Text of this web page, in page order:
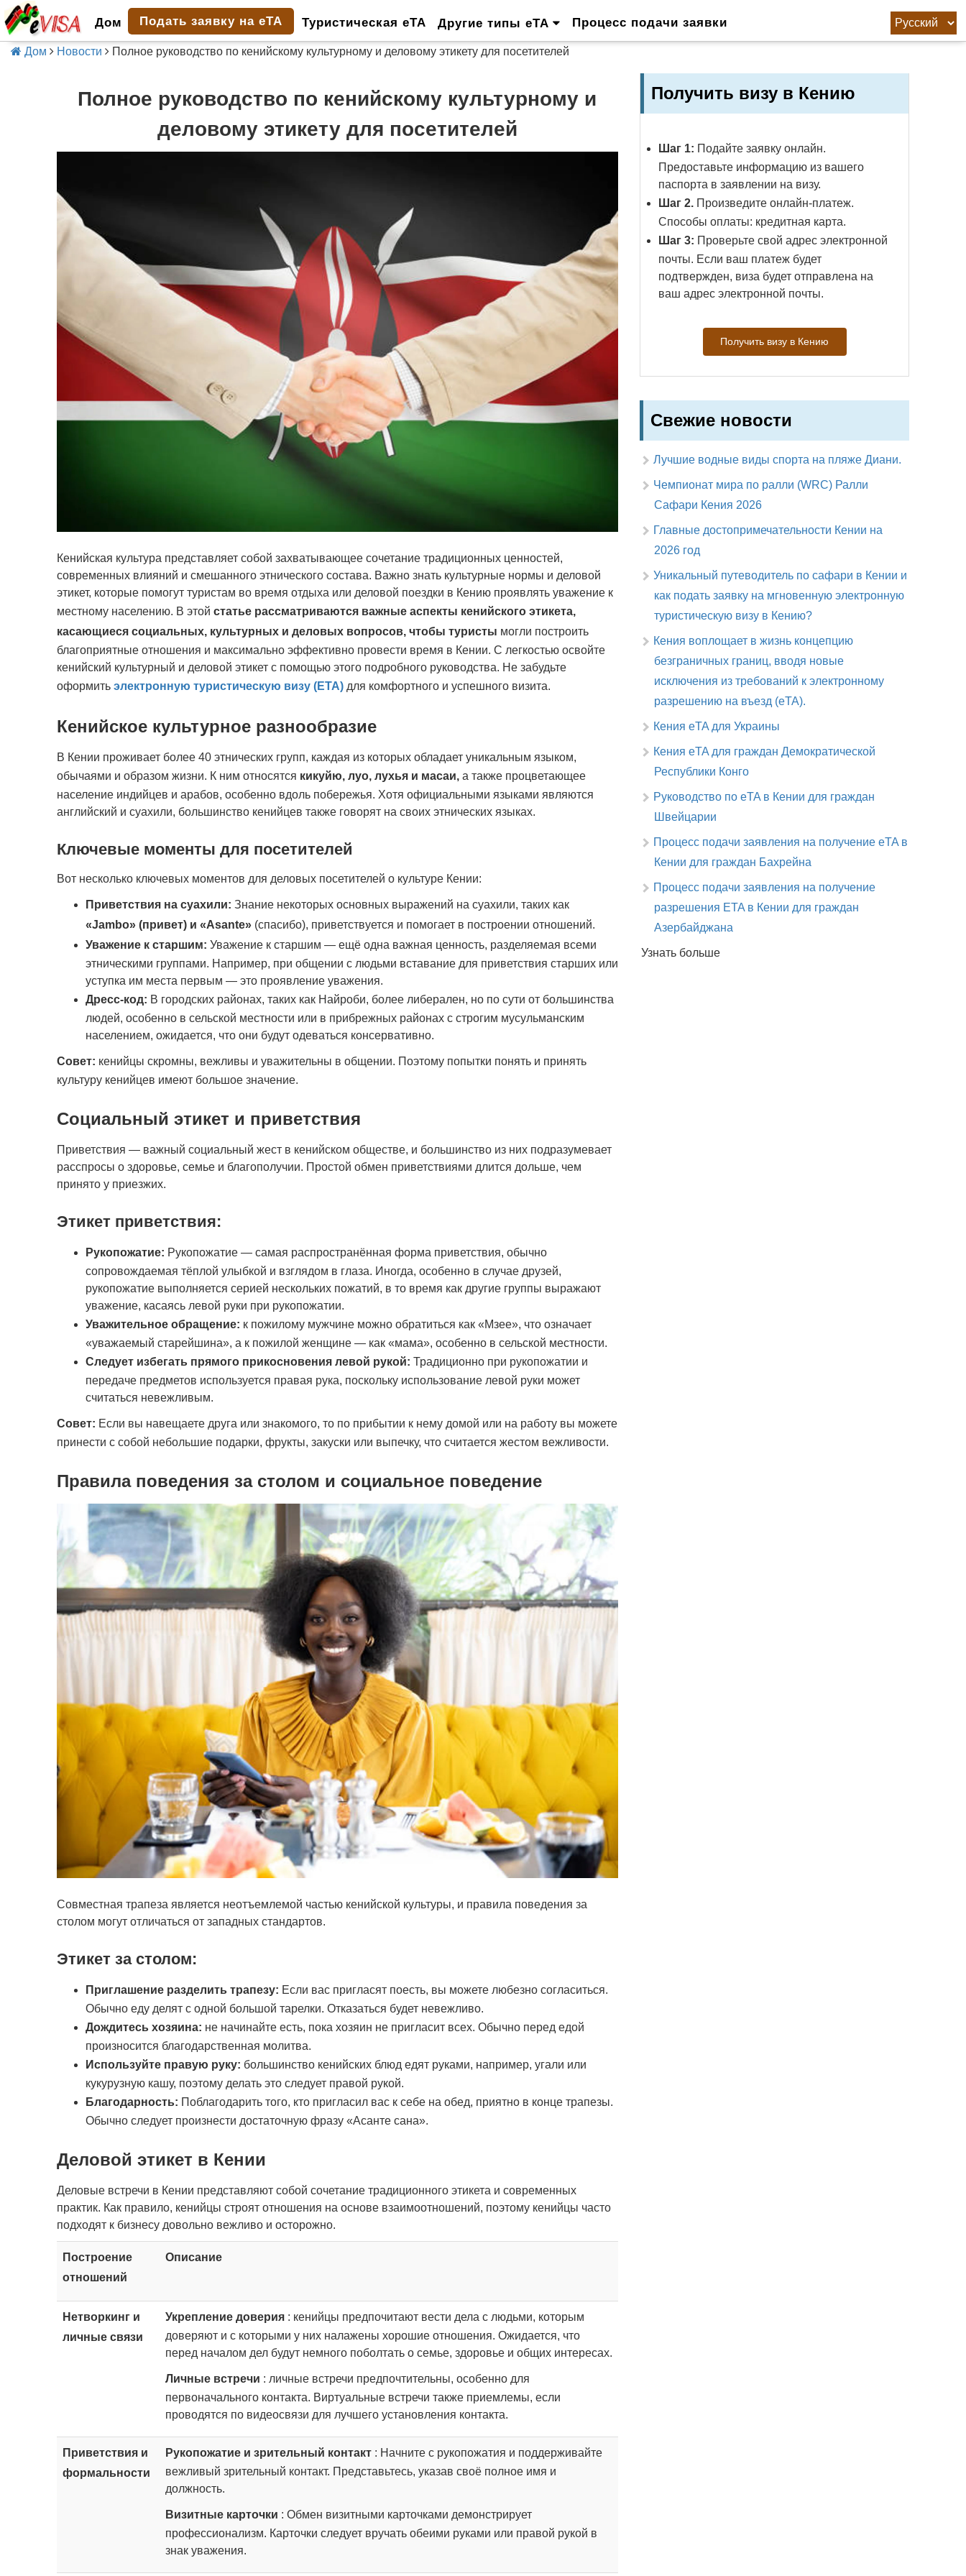
Дом Подать заявку на eTA Туристическая eTA Другие типы eTA Процесс подачи заявки
Дом Новости Полное руководство по кенийскому культурному и деловому этикету для посетителей
Полное руководство по кенийскому культурному и
деловому этикету для посетителей
Кенийская культура представляет собой захватывающее сочетание традиционных ценностей,
современных влияний и смешанного этнического состава. Важно знать культурные нормы и деловой
этикет, которые помогут туристам во время отдыха или деловой поездки в Кению проявлять уважение к
местному населению. В этой статье рассматриваются важные аспекты кенийского этикета,
касающиеся социальных, культурных и деловых вопросов, чтобы туристы могли построить
благоприятные отношения и максимально эффективно провести время в Кении. С легкостью освойте
кенийский культурный и деловой этикет с помощью этого подробного руководства. Не забудьте
оформить электронную туристическую визу (ETA)для комфортного и успешного визита.
Кенийское культурное разнообразие
В Кении проживает более 40 этнических групп, каждая из которых обладает уникальным языком,
обычаями и образом жизни. К ним относятся кикуйю, луо, лухья и масаи,а также процветающее
население индийцев и арабов, особенно вдоль побережья. Хотя официальными языками являются
английский и суахили, большинство кенийцев также говорят на своих этнических языках.
Ключевые моменты для посетителей
Вот несколько ключевых моментов для деловых посетителей о культуре Кении:
Приветствия на суахили: Знание некоторых основных выражений на суахили, таких как
«Jambo» (привет) и «Asante»(спасибо), приветствуется и помогает в построении отношений.
Уважение к старшим: Уважение к старшим — ещё одна важная ценность, разделяемая всеми
этническими группами. Например, при общении с людьми вставание для приветствия старших или
уступка им места первым — это проявление уважения.
Дресс-код: В городских районах, таких как Найроби, более либерален, но по сути от большинства
людей, особенно в сельской местности или в прибрежных районах с строгим мусульманским
населением, ожидается, что они будут одеваться консервативно.
Совет: кенийцы скромны, вежливы и уважительны в общении. Поэтому попытки понять и принять
культуру кенийцев имеют большое значение.
Социальный этикет и приветствия
Приветствия — важный социальный жест в кенийском обществе, и большинство из них подразумевает
расспросы о здоровье, семье и благополучии. Простой обмен приветствиями длится дольше, чем
принято у приезжих.
Этикет приветствия:
Рукопожатие: Рукопожатие — самая распространённая форма приветствия, обычно
сопровождаемая тёплой улыбкой и взглядом в глаза. Иногда, особенно в случае друзей,
рукопожатие выполняется серией нескольких пожатий, в то время как другие группы выражают
уважение, касаясь левой руки при рукопожатии.
Уважительное обращение: к пожилому мужчине можно обратиться как «Мзее», что означает
«уважаемый старейшина», а к пожилой женщине — как «мама», особенно в сельской местности.
Следует избегать прямого прикосновения левой рукой: Традиционно при рукопожатии и
передаче предметов используется правая рука, поскольку использование левой руки может
считаться невежливым.
Совет: Если вы навещаете друга или знакомого, то по прибытии к нему домой или на работу вы можете
принести с собой небольшие подарки, фрукты, закуски или выпечку, что считается жестом вежливости.
Правила поведения за столом и социальное поведение
Совместная трапеза является неотъемлемой частью кенийской культуры, и правила поведения за
столом могут отличаться от западных стандартов.
Этикет за столом:
Приглашение разделить трапезу: Если вас пригласят поесть, вы можете любезно согласиться.
Обычно еду делят с одной большой тарелки. Отказаться будет невежливо.
Дождитесь хозяина: не начинайте есть, пока хозяин не пригласит всех. Обычно перед едой
произносится благодарственная молитва.
Используйте правую руку: большинство кенийских блюд едят руками, например, угали или
кукурузную кашу, поэтому делать это следует правой рукой.
Благодарность: Поблагодарить того, кто пригласил вас к себе на обед, приятно в конце трапезы.
Обычно следует произнести достаточную фразу «Асанте сана».
Деловой этикет в Кении
Деловые встречи в Кении представляют собой сочетание традиционного этикета и современных
практик. Как правило, кенийцы строят отношения на основе взаимоотношений, поэтому кенийцы часто
подходят к бизнесу довольно вежливо и осторожно.
Построение
отношений
Описание
Нетворкинг и
личные связи
Укрепление доверия: кенийцы предпочитают вести дела с людьми, которым
доверяют и с которыми у них налажены хорошие отношения. Ожидается, что
перед началом дел будут немного поболтать о семье, здоровье и общих интересах.
Личные встречи : личные встречи предпочтительны, особенно для
первоначального контакта. Виртуальные встречи также приемлемы, если
проводятся по видеосвязи для лучшего установления контакта.
Приветствия и
формальности
Рукопожатие и зрительный контакт: Начните с рукопожатия и поддерживайте
вежливый зрительный контакт. Представьтесь, указав своё полное имя и
должность.
Визитные карточки : Обмен визитными карточками демонстрирует
профессионализм. Карточки следует вручать обеими руками или правой рукой в ​​
знак уважения.
Получить визу в Кению
Шаг 1: Подайте заявку онлайн.
Предоставьте информацию из вашего
паспорта в заявлении на визу.
Шаг 2.Произведите онлайн-платеж.
Способы оплаты: кредитная карта.
Шаг 3: Проверьте свой адрес электронной
почты. Если ваш платеж будет
подтвержден, виза будет отправлена ​​на
ваш адрес электронной почты.
Получить визу в Кению
Свежие новости
Лучшие водные виды спорта на пляже Диани.
Чемпионат мира по ралли (WRC) Ралли
Сафари Кения 2026
Главные достопримечательности Кении на
2026 год
Уникальный путеводитель по сафари в Кении и
как подать заявку на мгновенную электронную
туристическую визу в Кению?
Кения воплощает в жизнь концепцию
безграничных границ, вводя новые
исключения из требований к электронному
разрешению на въезд (eTA).
Кения eTA для Украины
Кения eTA для граждан Демократической
Республики Конго
Руководство по eTA в Кении для граждан
Швейцарии
Процесс подачи заявления на получение eTA в
Кении для граждан Бахрейна
Процесс подачи заявления на получение
разрешения ETA в Кении для граждан
Азербайджана
Узнать больше